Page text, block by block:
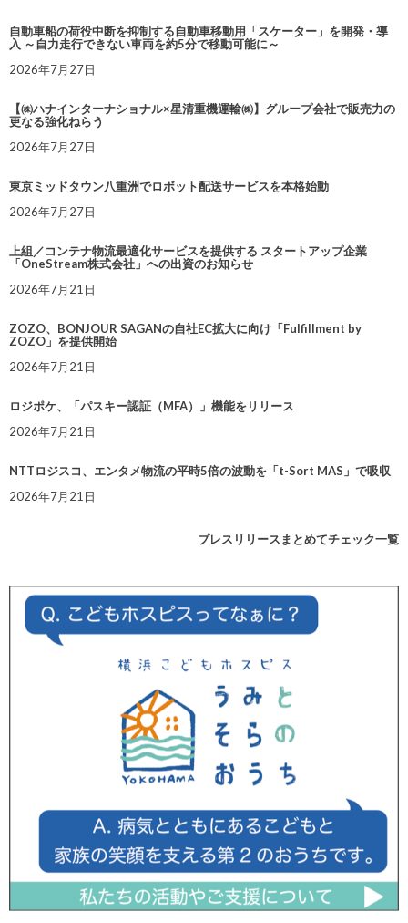
自動車船の荷役中断を抑制する自動車移動用「スケーター」を開発・導
入 ～自力走行できない車両を約5分で移動可能に～
2026年7月27日
【㈱ハナインターナショナル×星清重機運輸㈱】グループ会社で販売力の
更なる強化ねらう
2026年7月27日
東京ミッドタウン八重洲でロボット配送サービスを本格始動
2026年7月27日
上組／コンテナ物流最適化サービスを提供する スタートアップ企業
「OneStream株式会社」への出資のお知らせ
2026年7月21日
ZOZO、BONJOUR SAGANの自社EC拡大に向け「Fulfillment by
ZOZO」を提供開始
2026年7月21日
ロジポケ、「パスキー認証（MFA）」機能をリリース
2026年7月21日
NTTロジスコ、エンタメ物流の平時5倍の波動を「t-Sort MAS」で吸収
2026年7月21日
プレスリリースまとめてチェック一覧